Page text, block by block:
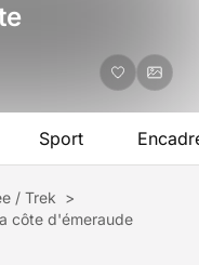
Sport
/ Trek >
côte d'émeraude